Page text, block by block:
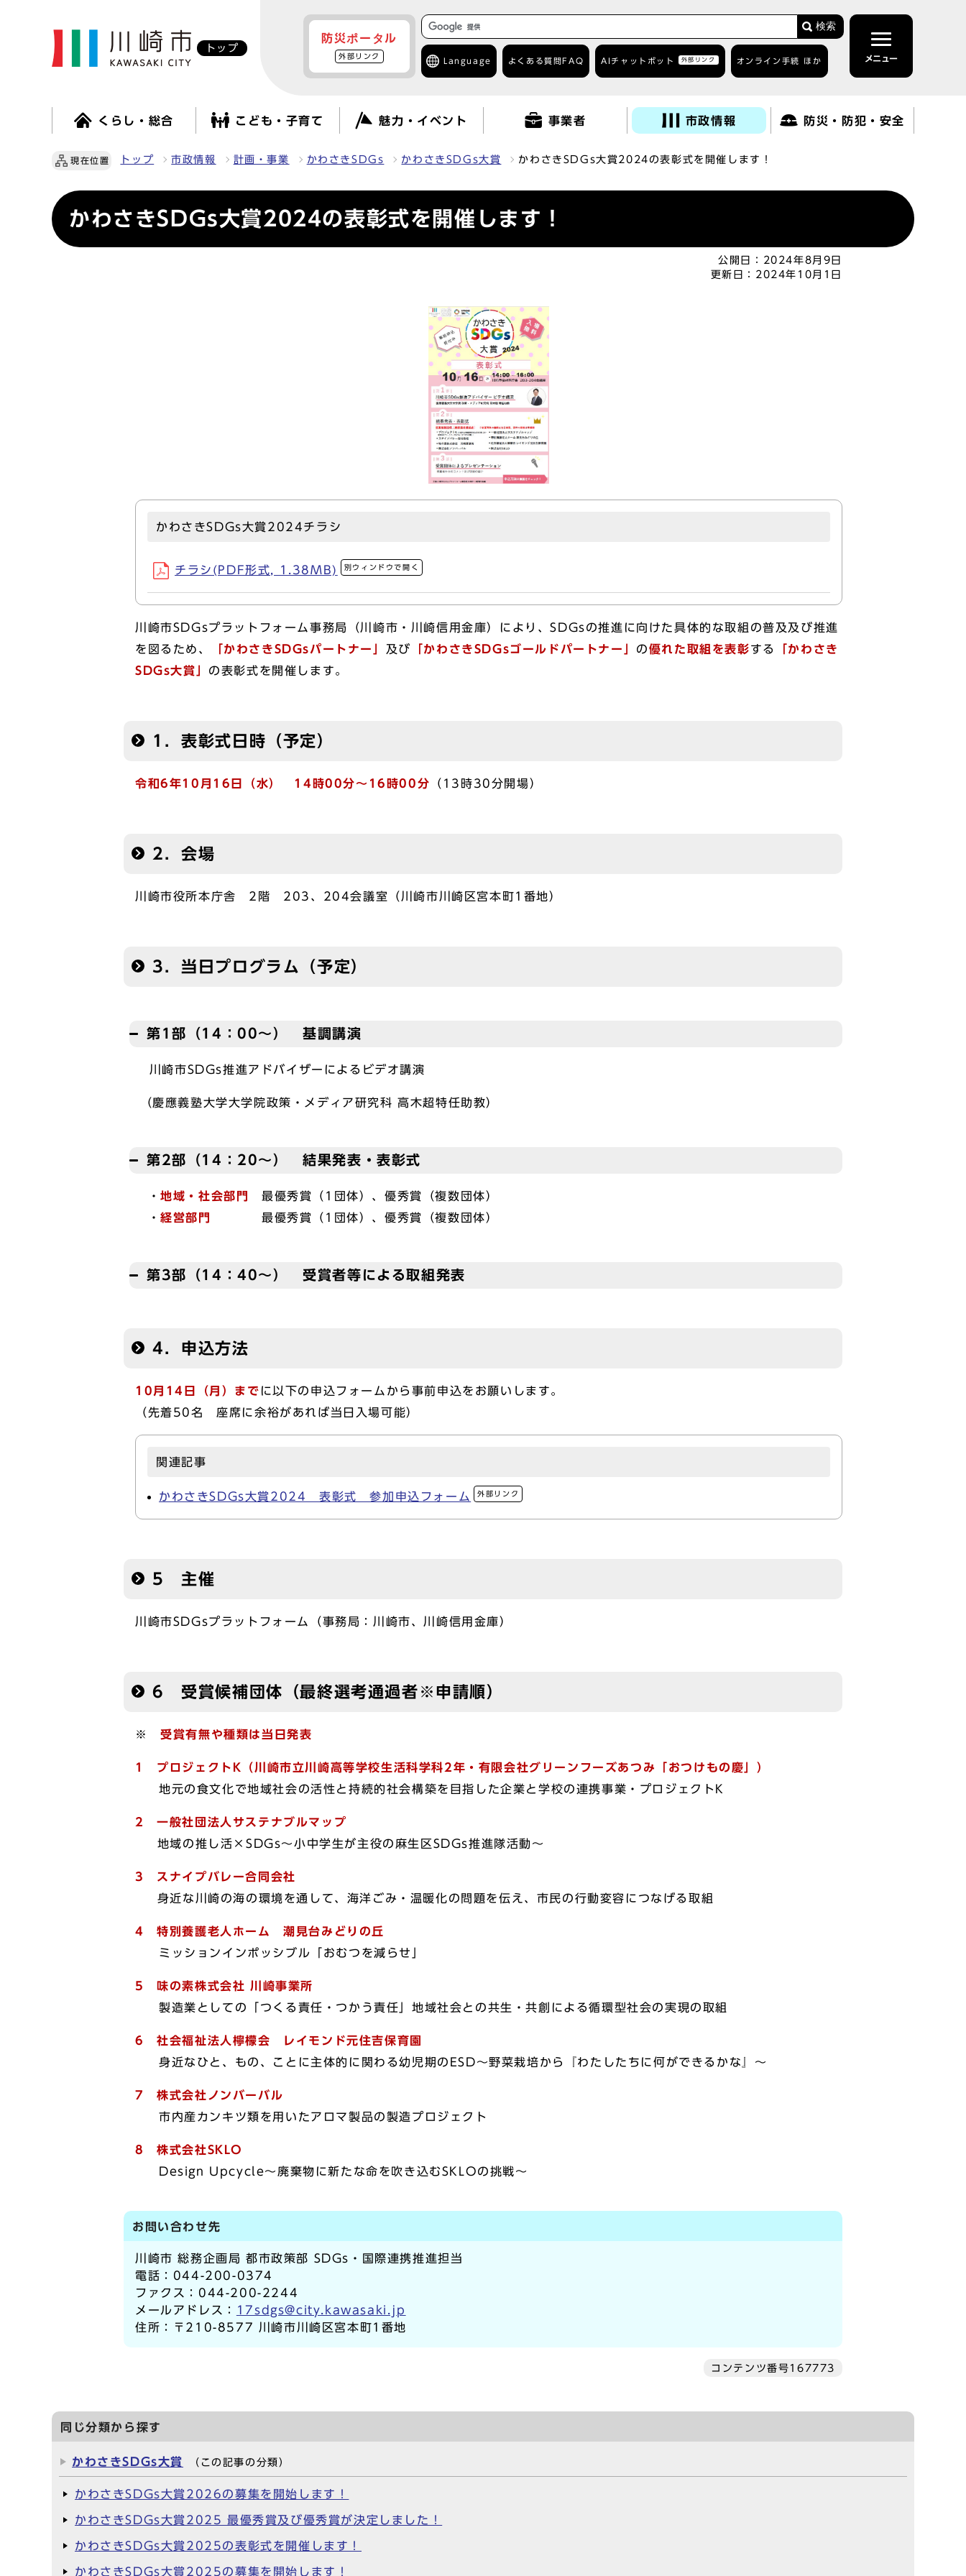
トップ
防災ポータル
外部リンク
検索
Language よくある質問 FAQ AIチャットボット 外部リンク オンライン手続 ほか メニュー
くらし・総合 こども・子育て 魅力・イベント 事業者 市政情報 防災・防犯・安全
現在位置 トップ 市政情報 計画・事業 かわさきSDGs かわさきSDGs大賞 かわさきSDGs大賞2024の表彰式を開催します！
かわさきSDGs大賞2024の表彰式を開催します！
公開日：
2024年8月9日
更新日： 2024年10月1日
かわさきSDGs大賞2024チラシ
チラシ(PDF形式, 1.38MB) 別ウィンドウで開く
川崎市SDGsプラットフォーム事務局（川崎市・川崎信用金庫）により、SDGsの推進に向けた具体的な取組の普及及び推進
を図るため、
「かわさきSDGsパートナー」 及び 「かわさきSDGsゴールドパートナー」 の優れた取組を表彰する
「かわさき
SDGs大賞」 の表彰式を開催します。
1．表彰式日時（予定）
令和6年10⽉16日（水） 14時00分〜16時00分 （13時30分開場）
2．会場
川崎市役所本庁舎 2階 203、204会議室（川崎市川崎区宮本町1番地）
3．当日プログラム（予定）
第1部（14：00～） 基調講演
川崎市SDGs推進アドバイザーによるビデオ講演
（慶應義塾大学大学院政策・メディア研究科 高木超特任助教）
第2部（14：20～） 結果発表・表彰式
・地域・社会部門
最優秀賞（1団体）、優秀賞（複数団体）
・経営部門 最優秀賞（1団体）、優秀賞（複数団体）
第3部（14：40～） 受賞者等による取組発表
4．申込方法
10⽉14日（月）まで に以下の申込フォームから事前申込をお願いします。
（先着50名 座席に余裕があれば当日入場可能）
関連記事
かわさきSDGs大賞2024 表彰式 参加申込フォーム 外部リンク
5 主催
川崎市SDGsプラットフォーム（事務局：川崎市、川崎信用金庫）
6 受賞候補団体（最終選考通過者※申請順）
※受賞有無や種類は当日発表
1 プロジェクトK （川崎市立川崎高等学校生活科学科2年・ 有限会社グリーンフーズあつみ「おつけもの慶」）
地元の食文化で地域社会の活性と持続的社会構築を目指した企業と学校の連携事業・プロジェクトK
2一般社団法人サステナブルマップ
地域の推し活×SDGs〜小中学生が主役の麻生区SDGs推進隊活動〜
3 スナイプバレー合同会社
身近な川崎の海の環境を通して、海洋ごみ・温暖化の問題を伝え、市民の行動変容につなげる取組
4特別養護老人ホーム潮見台みどりの丘
ミッションインポッシブル「おむつを減らせ」
5
味の素株式会社 川崎事業所
製造業としての「つくる責任・つかう責任」地域社会との共生・共創による循環型社会の実現の取組
6社会福祉法人檸檬会
レイモンド元住吉保育園
身近なひと、もの、ことに主体的に関わる幼児期のESD〜野菜栽培から『わたしたちに何ができるかな』〜
7株式会社ノンバーバル
市内産カンキツ類を用いたアロマ製品の製造プロジェクト
8株式会社SKLO
Design Upcycle〜廃棄物に新たな命を吹き込むSKLOの挑戦〜
お問い合わせ先
川崎市 総務企画局 都市政策部 SDGs・国際連携推進担当
電話：044-200-0374
ファクス：044-200-2244
メールアドレス：
17sdgs@city.kawasaki.jp
住所：〒210-8577 川崎市川崎区宮本町1番地
コンテンツ番号167773
同じ分類から探す
かわさきSDGs大賞 （この記事の分類）
かわさきSDGs大賞2026の募集を開始します！
かわさきSDGs大賞2025 最優秀賞及び優秀賞が決定しました！
かわさきSDGs大賞2025の表彰式を開催します！
かわさきSDGs大賞2025の募集を開始します！